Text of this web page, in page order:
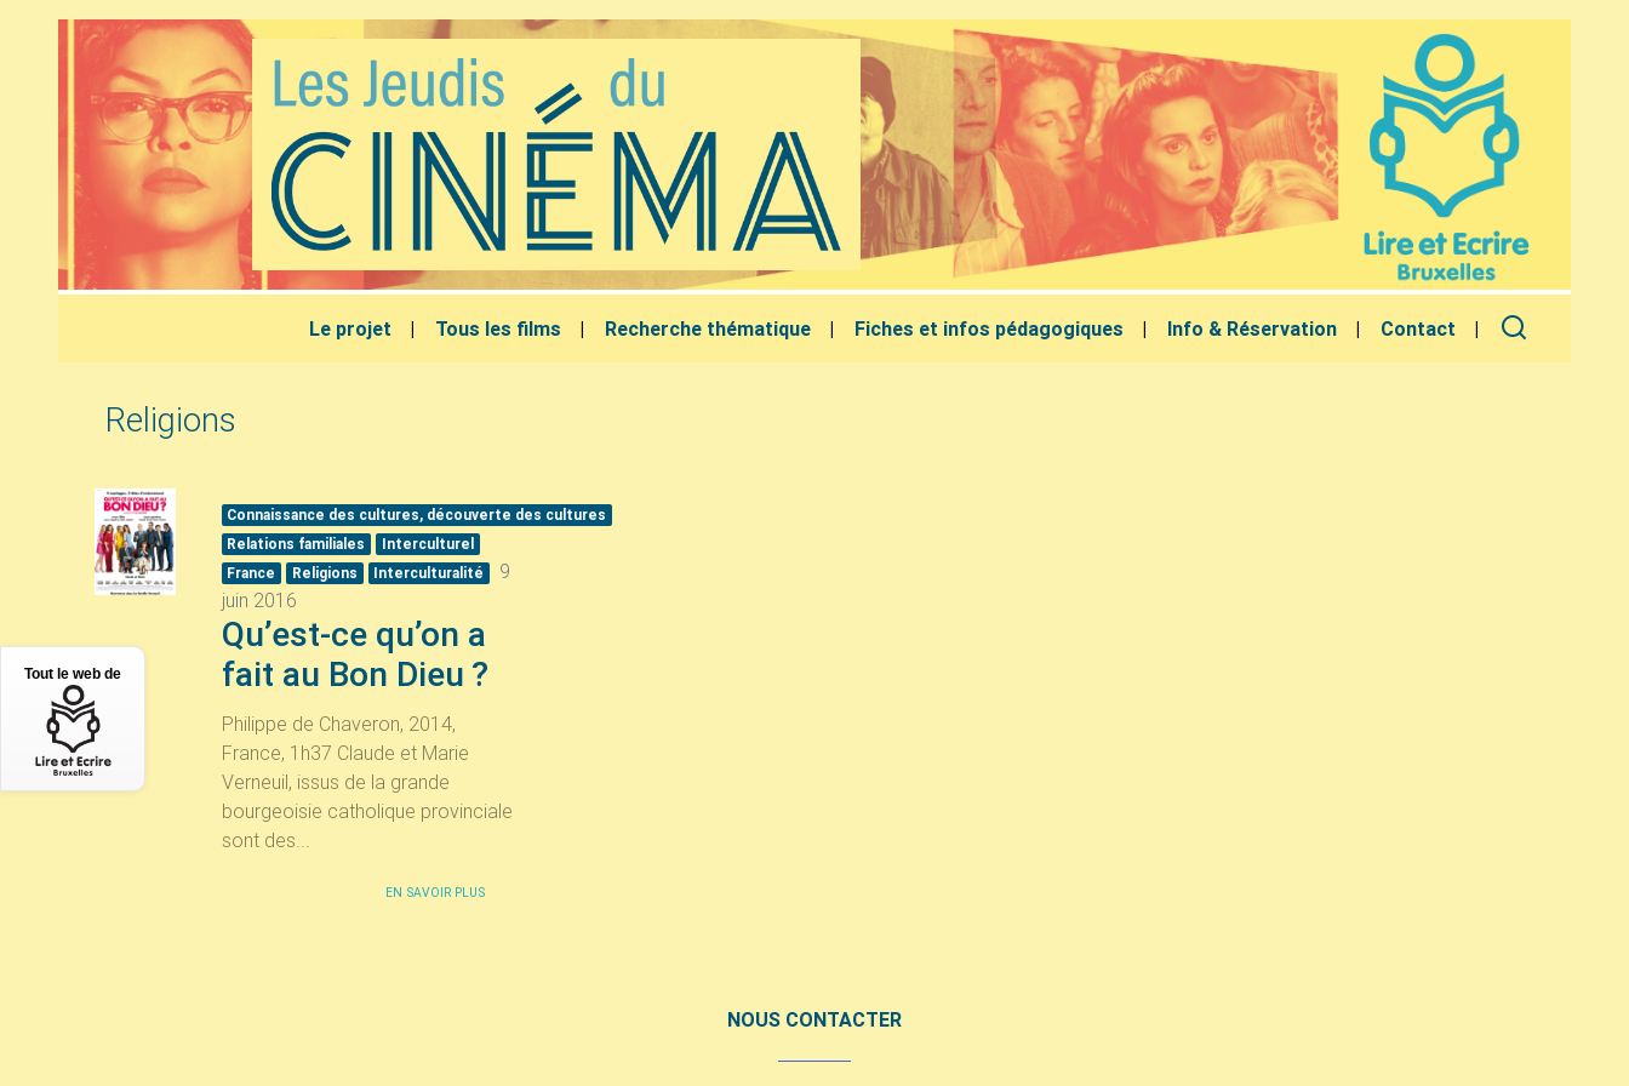
Le projet Tous les films Recherche thématique Fiches et infos pédagogiques Info & Réservation Contact
Religions
Connaissance des cultures, découverte des cultures
Relations familiales
Interculturel
France
Religions Interculturalité
9
juin 2016
Qu’est-ce qu’on a
fait au Bon Dieu ?
Philippe de Chaveron, 2014,
France, 1h37 Claude et Marie
Verneuil, issus de la grande
bourgeoisie catholique provinciale
sont des...
EN SAVOIR PLUS
NOUS CONTACTER
Tout le web de